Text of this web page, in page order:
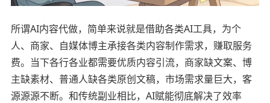
所谓AI内容代做，简单来说就是借助各类AI工具，为个
人、商家、自媒体博主承接各类内容制作需求，赚取服务
费。当下各行各业都需要优质内容引流，商家缺文案、博
主缺素材、普通人缺各类原创文稿，市场需求量巨大，客
源源源不断。和传统副业相比，AI赋能彻底解决了效率